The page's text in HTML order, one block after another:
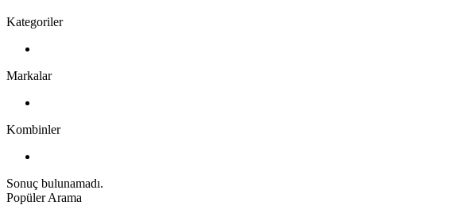
Kategoriler
Markalar
Kombinler
Sonuç bulunamadı.
Popüler Arama